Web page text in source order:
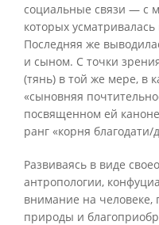
социальные связи — с
которых
Последняя же
и сыном. С точки
(тянь) в той же мере, в
«сыновняя
посвященном ей
ранг «корня благодати/
Развиваясь в виде
антропологии,
внимание на человеке,
природы и